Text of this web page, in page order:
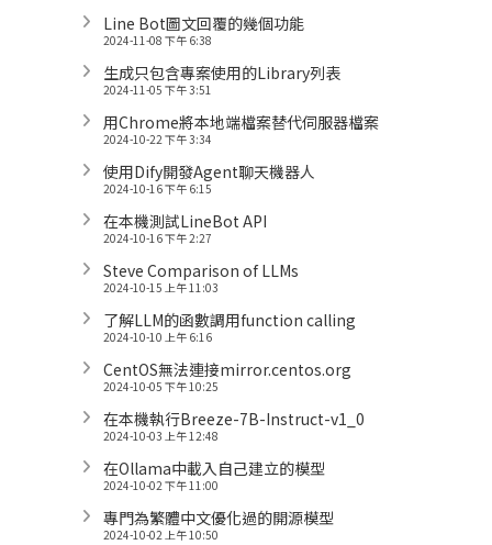
Line Bot圖文回覆的幾個功能
2024-11-08 下午 6:38
生成只包含專案使用的Library列表
2024-11-05 下午 3:51
用Chrome將本地端檔案替代伺服器檔案
2024-10-22 下午 3:34
使用Dify開發Agent聊天機器人
2024-10-16 下午 6:15
在本機測試LineBot API
2024-10-16 下午 2:27
Steve Comparison of LLMs
2024-10-15 上午 11:03
了解LLM的函數調用function calling
2024-10-10 上午 6:16
CentOS無法連接mirror.centos.org
2024-10-05 下午 10:25
在本機執行Breeze-7B-Instruct-v1_0
2024-10-03 上午 12:48
在Ollama中載入自己建立的模型
2024-10-02 下午 11:00
專門為繁體中文優化過的開源模型
2024-10-02 上午 10:50